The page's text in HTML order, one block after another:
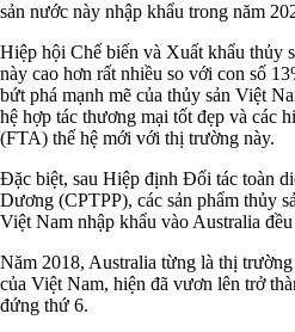
sản nước này nhập khẩu trong năm
Hiệp hội Chế biến và Xuất khẩu thủy
này cao hơn rất nhiều so với con số
bứt phá mạnh mẽ của thủy sản Việt
hệ hợp tác thương mại tốt đẹp và các
(FTA) thế hệ mới với thị trường này.
Đặc biệt, sau Hiệp định Đối tác toàn
Dương (CPTPP), các sản phẩm thủy
Việt Nam nhập khẩu vào Australia
Năm 2018, Australia từng là thị
của Việt Nam, hiện đã vươn lên trở
đứng thứ 6.